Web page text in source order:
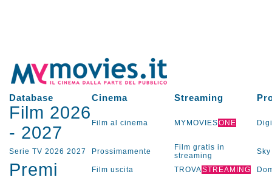
Database Cinema Streaming
Film 2026
- 2027 Film al cinema MYMOVIESONE
Serie TV 2026 2027 Prossimamente
Film gratis in
streaming
Sky
Premi Film uscita TROVASTREAMING